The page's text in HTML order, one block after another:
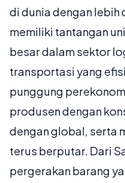
di dunia dengan lebih
memiliki tantangan
besar dalam sektor
transportasi yang
punggung
produsen dengan
dengan global, serta
terus berputar. Dari
pergerakan barang